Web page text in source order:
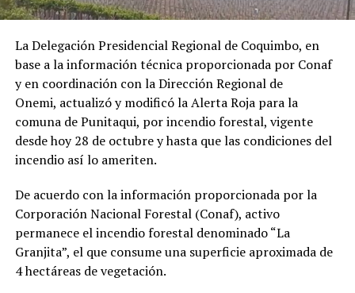
La Delegación Presidencial Regional de Coquimbo, en
base a la información técnica proporcionada por Conaf
y en coordinación con la Dirección Regional de
Onemi, actualizó y modificó la Alerta Roja para la
comuna de Punitaqui, por incendio forestal, vigente
desde hoy 28 de octubre y hasta que las condiciones del
incendio así lo ameriten.
De acuerdo con la información proporcionada por la
Corporación Nacional Forestal (Conaf), activo
permanece el incendio forestal denominado “La
Granjita”, el que consume una superficie aproximada de
4 hectáreas de vegetación.